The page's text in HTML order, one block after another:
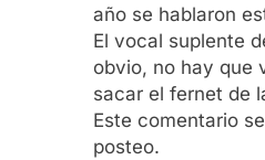
año se hablaron
El vocal suplente
obvio, no hay que
sacar el fernet de
Este comentario
posteo.